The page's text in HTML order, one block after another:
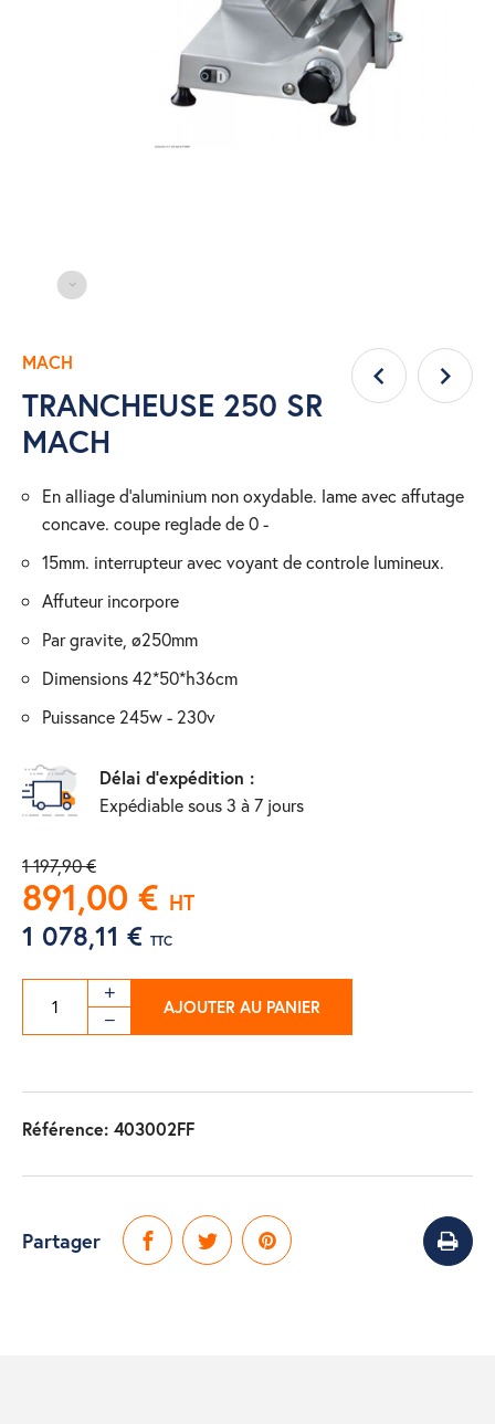
MACH
TRANCHEUSE 250 SR
MACH
en alliage d'aluminium non oxydable. lame avec affutage
concave. coupe reglade de 0 -
15mm. interrupteur avec voyant de controle lumineux.
affuteur incorpore
par gravite, ø250mm
dimensions 42*50*h36cm
puissance 245w - 230v
Délai d'expédition :
Expédiable sous 3 à 7 jours
1 197,90 €
891,00 € HT
1 078,11 € TTC
AJOUTER AU PANIER
Référence: 403002FF
Partager